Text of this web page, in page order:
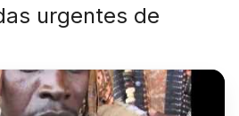
urgentes de